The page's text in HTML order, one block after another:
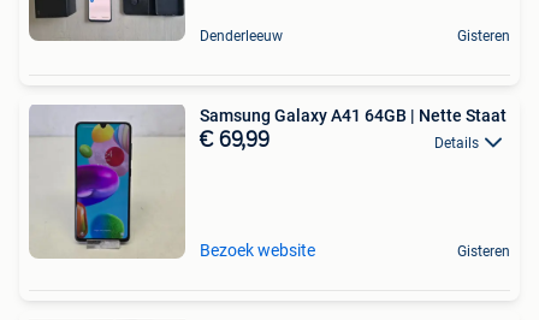
Denderleeuw Gisteren
Samsung Galaxy A41 64GB | Nette Staat
€ 69,99 Details
Bezoek website Gisteren